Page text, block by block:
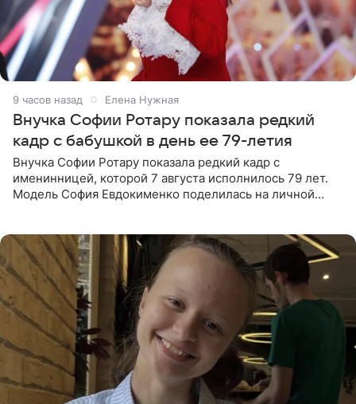
9 часов назад Елена Нужная
Внучка Софии Ротару показала редкий
кадр с бабушкой в день ее 79-летия
Внучка Софии Ротару показала редкий кадр с
именинницей, которой 7 августа исполнилось 79 лет.
Модель София Евдокименко поделилась на личной